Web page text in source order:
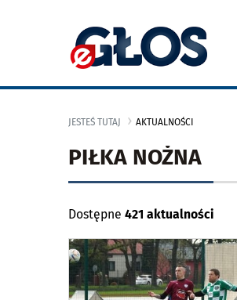
JESTEŚ TUTAJ AKTUALNOŚCI
PIŁKA NOŻNA
Dostępne 421 aktualności